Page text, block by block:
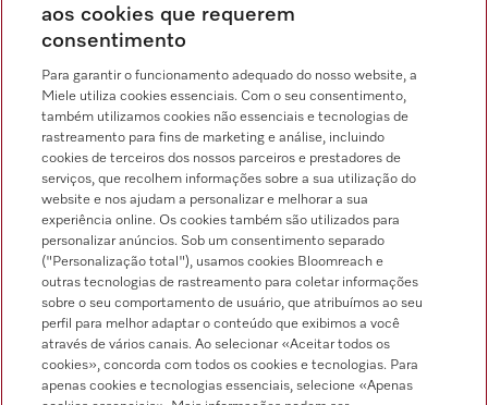
Chamada para a rede fixa, de acordo com o seu tarifário, em Portugal e em
Pesquisa de distribuidores
Siga a Miele Professional
aos cookies que requerem
consentimento
Para garantir o funcionamento adequado do nosso website, a
Miele utiliza cookies essenciais. Com o seu consentimento,
também utilizamos cookies não essenciais e tecnologias de
rastreamento para fins de marketing e análise, incluindo
cookies de terceiros dos nossos parceiros e prestadores de
serviços, que recolhem informações sobre a sua utilização do
website e nos ajudam a personalizar e melhorar a sua
experiência online. Os cookies também são utilizados para
personalizar anúncios. Sob um consentimento separado
("Personalização total"), usamos cookies Bloomreach e
outras tecnologias de rastreamento para coletar informações
sobre o seu comportamento de usuário, que atribuímos ao seu
perfil para melhor adaptar o conteúdo que exibimos a você
através de vários canais. Ao selecionar «Aceitar todos os
cookies», concorda com todos os cookies e tecnologias. Para
apenas cookies e tecnologias essenciais, selecione «Apenas